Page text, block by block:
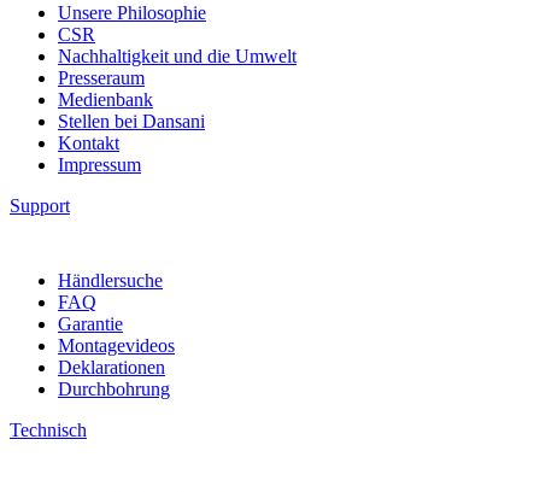
Unsere Philosophie
CSR
Nachhaltigkeit und die Umwelt
Presseraum
Medienbank
Stellen bei Dansani
Kontakt
Impressum
Support
Händlersuche
FAQ
Garantie
Montagevideos
Deklarationen
Durchbohrung
Technisch